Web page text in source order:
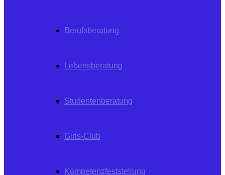
Berufsberatung
Lebensberatung
Studentenberatung
Girls-Club
Kompetenzfeststellung